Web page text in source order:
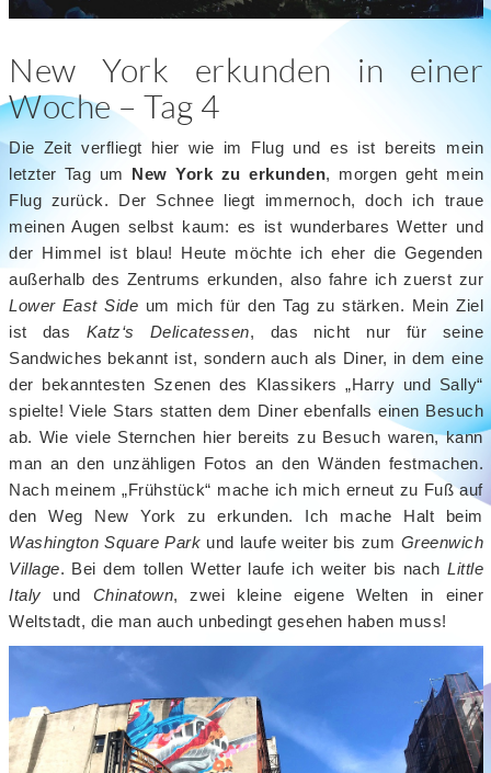
New York erkunden in einer
Woche – Tag 4
Die Zeit verfliegt hier wie im Flug und es ist bereits mein
letzter Tag um New York zu erkunden, morgen geht mein
Flug zurück. Der Schnee liegt immernoch, doch ich traue
meinen Augen selbst kaum: es ist wunderbares Wetter und
der Himmel ist blau! Heute möchte ich eher die Gegenden
außerhalb des Zentrums erkunden, also fahre ich zuerst zur
Lower East Side um mich für den Tag zu stärken. Mein Ziel
ist das Katz‘s Delicatessen, das nicht nur für seine
Sandwiches bekannt ist, sondern auch als Diner, in dem eine
der bekanntesten Szenen des Klassikers „Harry und Sally“
spielte! Viele Stars statten dem Diner ebenfalls einen Besuch
ab. Wie viele Sternchen hier bereits zu Besuch waren, kann
man an den unzähligen Fotos an den Wänden festmachen.
Nach meinem „Frühstück“ mache ich mich erneut zu Fuß auf
den Weg New York zu erkunden. Ich mache Halt beim
Washington Square Park und laufe weiter bis zum Greenwich
Village. Bei dem tollen Wetter laufe ich weiter bis nach Little
Italy und Chinatown, zwei kleine eigene Welten in einer
Weltstadt, die man auch unbedingt gesehen haben muss!